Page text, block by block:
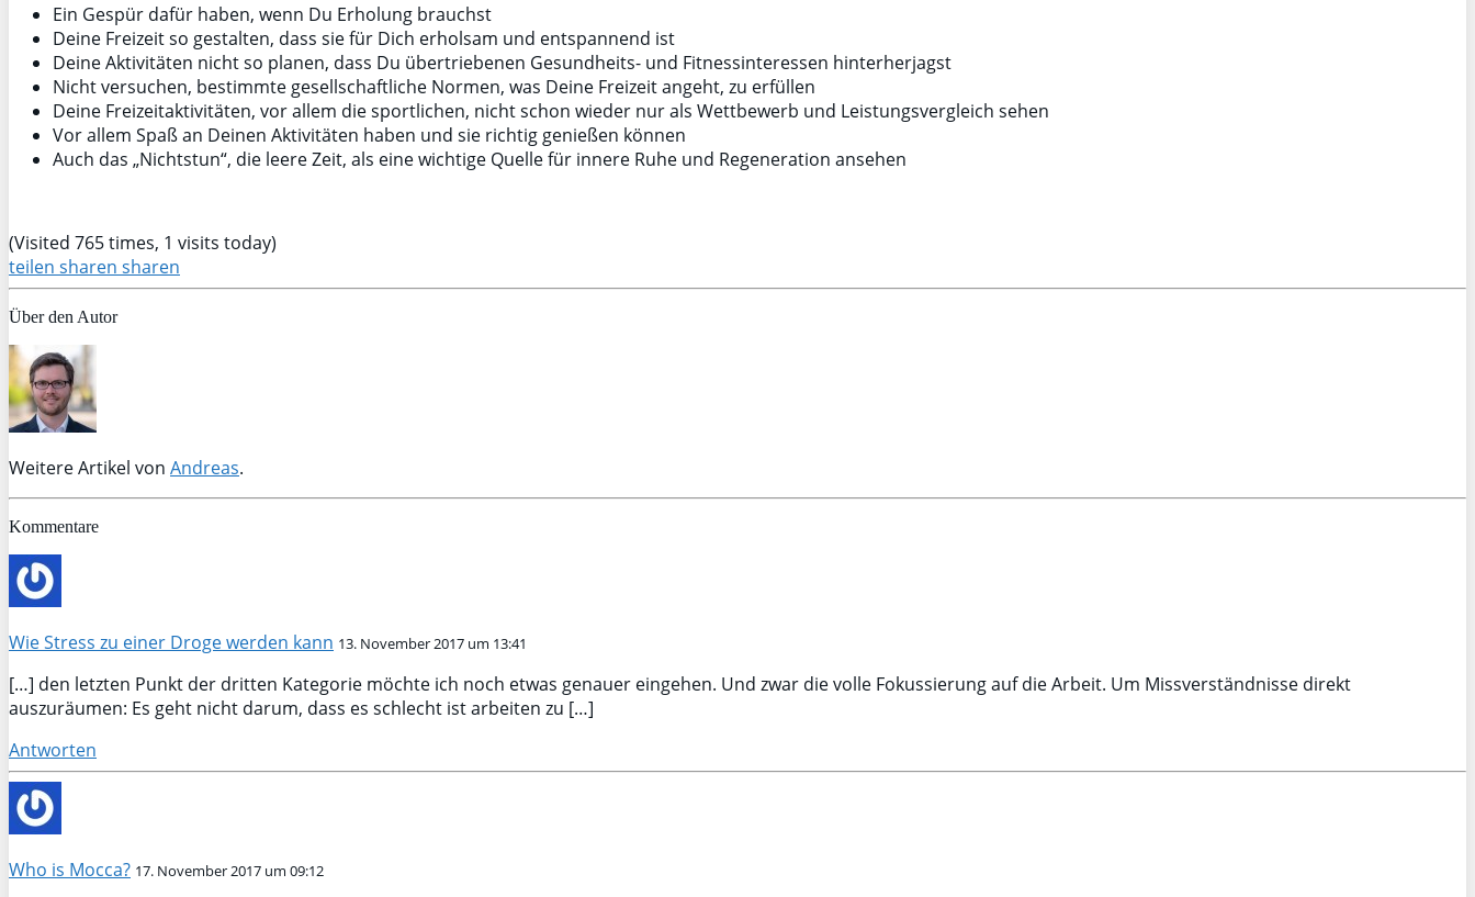
Ein Gespür dafür haben, wenn Du Erholung brauchst
Deine Freizeit so gestalten, dass sie für Dich erholsam und entspannend ist
Deine Aktivitäten nicht so planen, dass Du übertriebenen Gesundheits- und Fitnessinteressen hinterherjagst
Nicht versuchen, bestimmte gesellschaftliche Normen, was Deine Freizeit angeht, zu erfüllen
Deine Freizeitaktivitäten, vor allem die sportlichen, nicht schon wieder nur als Wettbewerb und Leistungsvergleich sehen
Vor allem Spaß an Deinen Aktivitäten haben und sie richtig genießen können
Auch das „Nichtstun“, die leere Zeit, als eine wichtige Quelle für innere Ruhe und Regeneration ansehen
(Visited 765 times, 1 visits today)
teilen sharen sharen
Über den Autor
Weitere Artikel von Andreas.
Kommentare
Wie Stress zu einer Droge werden kann 13. November 2017 um 13:41
[…] den letzten Punkt der dritten Kategorie möchte ich noch etwas genauer eingehen. Und zwar die volle Fokussierung auf die Arbeit. Um Missverständnisse direkt
auszuräumen: Es geht nicht darum, dass es schlecht ist arbeiten zu […]
Antworten
Who is Mocca? 17. November 2017 um 09:12